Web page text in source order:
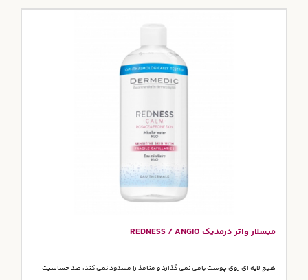
میسلار واتر درمدیک REDNESS / ANGIO
هیچ لایه ای روی پوست باقی نمی گذارد و منافذ را مسدود نمی کند، ضد حساسیت